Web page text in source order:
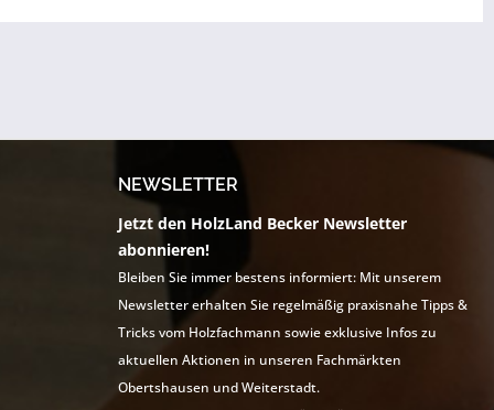
NEWSLETTER
Jetzt den HolzLand Becker Newsletter
abonnieren!
Bleiben Sie immer bestens informiert: Mit unserem
Newsletter erhalten Sie regelmäßig praxisnahe Tipps &
Tricks vom Holzfachmann sowie exklusive Infos zu
aktuellen Aktionen in unseren Fachmärkten
Obertshausen und Weiterstadt.